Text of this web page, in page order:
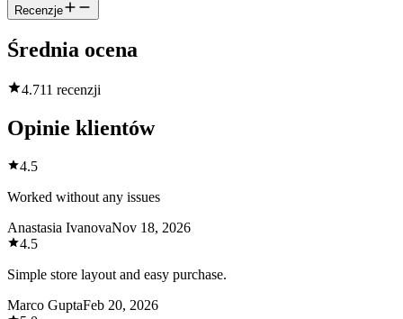
Recenzje
Średnia ocena
4.711 recenzji
Opinie klientów
4.5
Worked without any issues
Anastasia IvanovaNov 18, 2026
4.5
Simple store layout and easy purchase.
Marco GuptaFeb 20, 2026